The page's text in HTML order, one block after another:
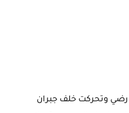
وتحركت خلف جبران